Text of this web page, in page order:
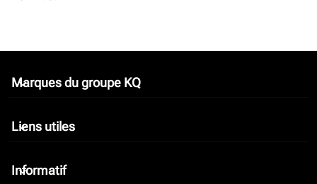
Marques du groupe KQ
keyboard_arrow_down
Liens utiles
keyboard_arrow_down
Informatif
keyboard_arrow_down